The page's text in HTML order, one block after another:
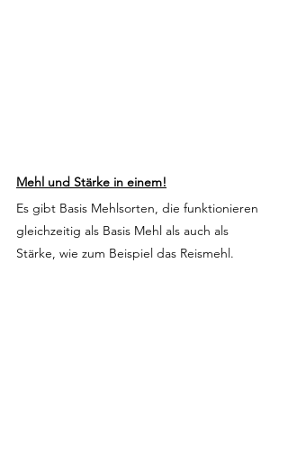
Mehl und Stärke in einem!
Es gibt Basis Mehlsorten, die funktionieren
gleichzeitig als Basis Mehl als auch als
Stärke, wie zum Beispiel das Reismehl.